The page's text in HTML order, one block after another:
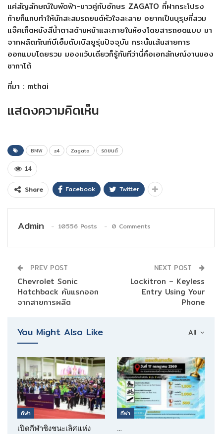
แค่สัญลักษณ์ใบพัดฟ้า-ขาวคู่กับอักษร ZAGATO ที่ฝากระโปรง
ท้ายก็แทบทำให้นักสะสมรถยนต์หัวใจละลาย อยากเป็นบุรุษที่สวม
แจ๊คเก็ตหนังสีน้ำตาลด้านหน้าและภายในห้องโดยสารถอดแบบ มา
จากผลิตภัณฑ์บีเอ็มดับเบิลยูรุ่นปัจจุบัน กระนั้นเส้นสายการ
ออกแบบโดยรวม มองแว้บเดียวก็รู้ทันทีว่านี่คือเอกลักษณ์งานของ
ซากาโต้
ที่มา : mthai
แสดงความคิดเห็น
BMW z4 Zagato รถยนต์
14
Share Facebook Twitter
Admin 10556 Posts 0 Comments
PREV POST
Chevrolet Sonic
Hatchback คันแรกออก
จากสายการผลิต
NEXT POST
Lockitron – Keyless
Entry Using Your
Phone
All
You Might Also Like
กีฬา
เปิดกีฬาชิงชนะเลิศแห่ง
กีฬา
…